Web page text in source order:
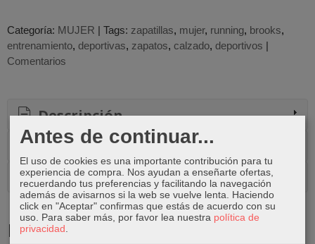
Categoría: MUJER | Tags: zapatillas mujer running brooks
entrenamiento deportivas zapatos calzado deportivos |
Comentarios
Descripción
Costes de Envío
Comentarios
Productos Relacionados
Antes de continuar...
El uso de cookies es una importante contribución para tu
experiencia de compra. Nos ayudan a enseñarte ofertas,
recuerdando tus preferencias y facilitando la navegación
además de avisarnos si la web se vuelve lenta. Haciendo
click en "Aceptar" confirmas que estás de acuerdo con su
uso. Para saber más, por favor lea nuestra política de
privacidad